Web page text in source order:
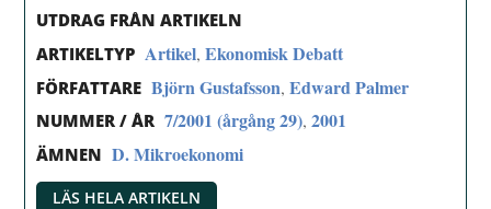
UTDRAG FRÅN ARTIKELN
ARTIKELTYP Artikel,Ekonomisk Debatt
FÖRFATTARE Björn Gustafsson,Edward Palmer
NUMMER / ÅR 7/2001 (årgång 29),2001
ÄMNEN D. Mikroekonomi
LÄS HELA ARTIKELN